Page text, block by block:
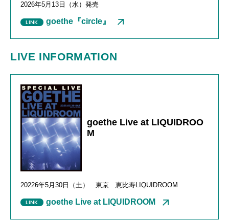
2026年5月 13 日（水）発売
goethe『circle』
LIVE INFORMATION
goethe Live at LIQUIDROO
M
20226年5 月 30 日（土） 東京 恵比寿 LIQUIDROOM
goethe Live at LIQUIDROOM